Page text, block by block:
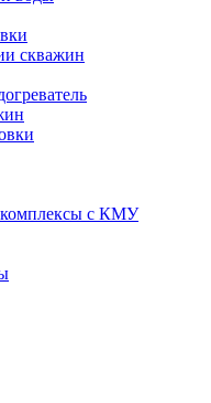
скважин
комплексы с КМУ